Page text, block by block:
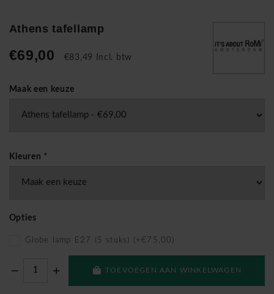
Athens tafellamp
€69,00 €83,49 Incl. btw
Maak een keuze
Kleuren *
Opties
Globe lamp E27 (5 stuks) (+€75,00)
TOEVOEGEN AAN WINKELWAGEN